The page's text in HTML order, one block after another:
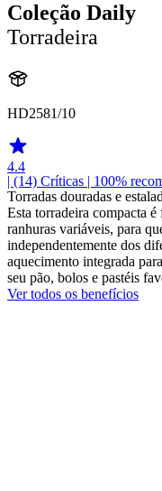
Coleção Daily
Torradeira
HD2581/10
4.4
| (14) Críticas | 100%
Torradas douradas e
Esta torradeira compacta
ranhuras variáveis, para
independentemente dos
aquecimento integrada
seu pão, bolos e pastéis
Ver todos os benefícios